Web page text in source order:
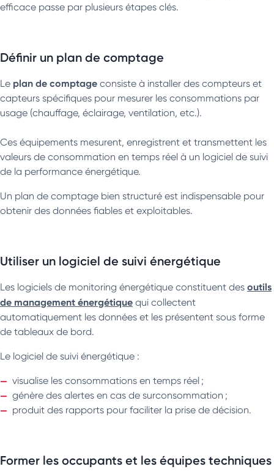
efficace passe par plusieurs étapes clés.
Définir un plan de comptage
Le plan de comptage consiste à installer des compteurs et
capteurs spécifiques pour mesurer les consommations par
usage (chauffage, éclairage, ventilation, etc.).
Ces équipements mesurent, enregistrent et transmettent les
valeurs de consommation en temps réel à un logiciel de suivi
de la performance énergétique.
Un plan de comptage bien structuré est indispensable pour
obtenir des données fiables et exploitables.
Utiliser un logiciel de suivi énergétique
Les logiciels de monitoring énergétique constituent des outils
de management énergétique qui collectent
automatiquement les données et les présentent sous forme
de tableaux de bord.
Le logiciel de suivi énergétique :
visualise les consommations en temps réel ;
génère des alertes en cas de surconsommation ;
produit des rapports pour faciliter la prise de décision.
Former les occupants et les équipes techniques